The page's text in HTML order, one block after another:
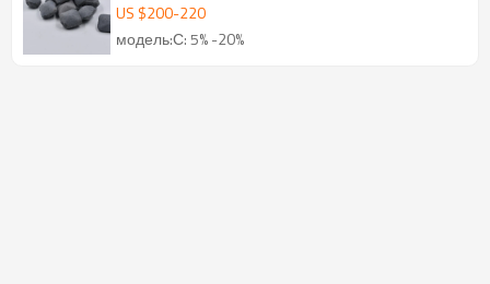
US $200-220
модель:С: 5% -20%